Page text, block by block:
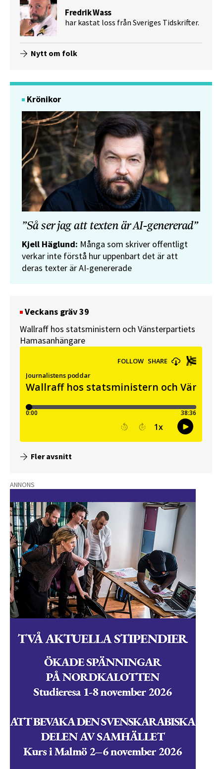
Fredrik Wass
har kastat loss från Sveriges Tidskrifter.
Nytt om folk
Krönikor
”Så ser jag att texten är AI-genererad”
Kjell Häglund: Många som skriver offentligt
verkar inte förstå hur uppenbart det är att
deras texter är AI-genererade
Veckans gräv 39
Wallraff hos statsministern och Vänsterpartiets
Hamasanhängare
Fler avsnitt
ANNONS